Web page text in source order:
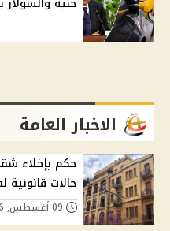
الاخبار العامة
حالات